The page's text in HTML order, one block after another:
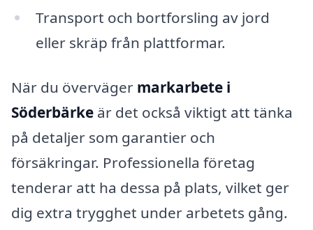
Transport och bortforsling av jord
eller skräp från plattformar.
När du överväger markarbete i
Söderbärke är det också viktigt att tänka
på detaljer som garantier och
försäkringar. Professionella företag
tenderar att ha dessa på plats, vilket ger
dig extra trygghet under arbetets gång.